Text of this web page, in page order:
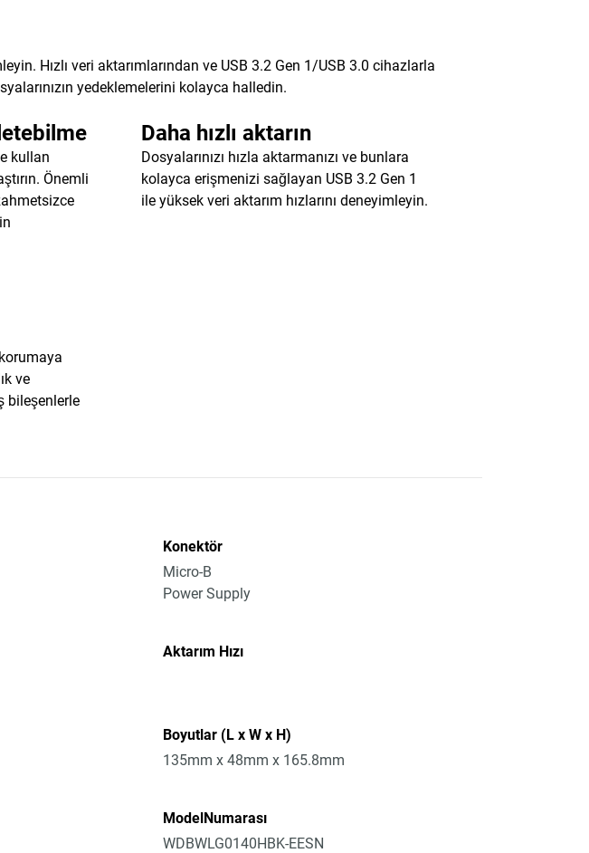
Hızlı veri aktarımlarından ve USB 3.2 Gen 1/USB 3.0 cihazlarla
yedeklemelerini kolayca halledin.
kullan
Önemli
Daha hızlı aktarın
Dosyalarınızı hızla aktarmanızı ve bunlara
kolayca erişmenizi sağlayan USB 3.2 Gen 1
ile yüksek veri aktarım hızlarını deneyimleyin.
ve
bileşenlerle
Konektör
Micro-B
Power Supply
Aktarım Hızı
Boyutlar (L x W x H)
135mm x 48mm x 165.8mm
ModelNumarası
WDBWLG0140HBK-EESN